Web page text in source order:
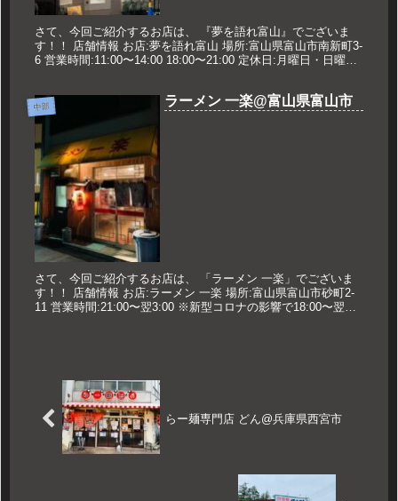
さて、今回ご紹介するお店は、 『夢を語れ富山』でございま
す！！ 店舗情報 お店:夢を語れ富山 場所:富山県富山市南新町3-
6 営業時間:11:00〜14:00 18:00〜21:00 定休日:月曜日・日曜夜
中部 ラーメン 一楽@富山県富山市
さて、今回ご紹介するお店は、 「ラーメン 一楽」でございま
す！！ 店舗情報 お店:ラーメン 一楽 場所:富山県富山市砂町2-
11 営業時間:21:00〜翌3:00 ※新型コロナの影響で18:00〜翌
らー麺専門店 どん@兵庫県西宮市